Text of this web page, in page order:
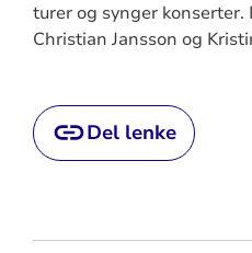
turer og synger konserter.
Christian Jansson og
Del lenke